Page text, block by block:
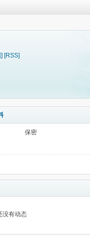
] [RSS]
保密
没有动态